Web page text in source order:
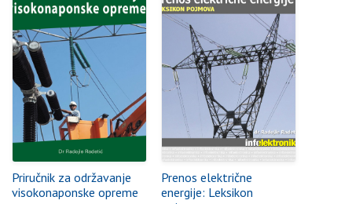
Priručnik za održavanje
visokonaponske opreme
Prenos električne
energije: Leksikon